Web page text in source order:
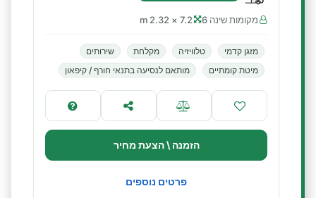
מקומות שינה 6 7.2 × 2.32 m
מזגן קדמי טלוויזיה מקלחת
שירותים
מיטת קומתיים
מותאם לנסיעה בתנאי חורף / קיפאון
הזמנה \ הצעת מחיר
פרטים נוספים